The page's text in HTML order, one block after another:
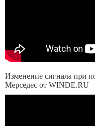
Изменение сигнала при
Мерседес от WINDE.RU